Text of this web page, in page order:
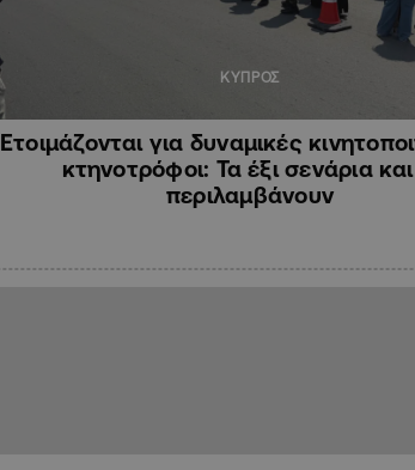
ΚΥΠΡΟΣ
Ετοιμάζονται για δυναμικές
κτηνοτρόφοι: Τα έξι σενάρια και
περιλαμβάνουν